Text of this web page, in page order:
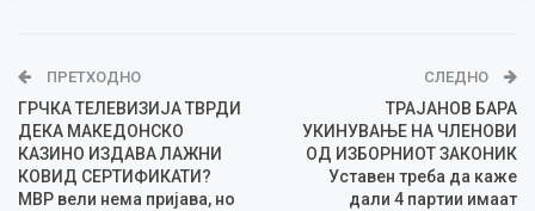
ПРЕТХОДНО
ГРЧКА ТЕЛЕВИЗИЈА ТВРДИ
ДЕКА МАКЕДОНСКО
КАЗИНО ИЗДАВА ЛАЖНИ
КОВИД СЕРТИФИКАТИ?
МВР вели нема пријава, но
СЛЕДНО
ТРАЈАНОВ БАРА
УКИНУВАЊЕ НА ЧЛЕНОВИ
ОД ИЗБОРНИОТ ЗАКОНИК
Уставен треба да каже
дали 4 партии имаат